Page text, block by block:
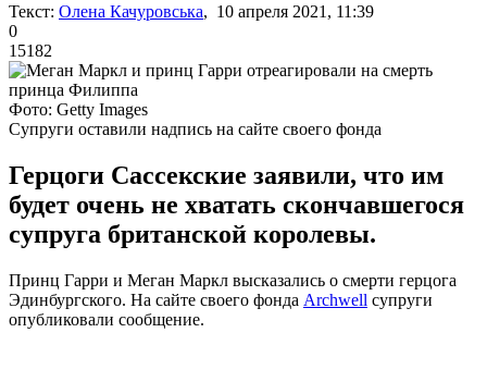
Текст: Олена Качуровська, 10 апреля 2021, 11:39
0
15182
Фото: Getty Images
Супруги оставили надпись на сайте своего фонда
Герцоги Сассекские заявили, что им
будет очень не хватать скончавшегося
супруга британской королевы.
Принц Гарри и Меган Маркл высказались о смерти герцога
Эдинбургского. На сайте своего фонда Archwell супруги
опубликовали сообщение.